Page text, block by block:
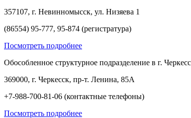
357107, г. Невинномысск, ул. Низяева 1
(86554) 95-777, 95-874 (регистратура)
Посмотреть подробнее
Обособленное структурное подразделение в г.
369000, г. Черкесск, пр-т. Ленина, 85А
+7-988-700-81-06 (контактные телефоны)
Посмотреть подробнее